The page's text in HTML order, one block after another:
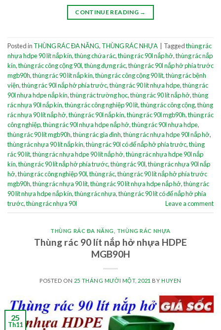
CONTINUE READING →
Posted in THÙNG RÁC ĐA NĂNG, THÙNG RÁC NHỰA Taggedthùng rác
nhựa hdpe 90 lít nắp kín,thùng chứa rác,thùng rác 90l nắp hở,thùng rác nắp
kín,thùng rác công cộng 90l,thùng đựng rác,thùng rác 90l nắp hở phía trước
mgb90h,thùng rác 90 lít nắp kín,thùng rác công cộng 90 lít,thùng rác bệnh
viện,thùng rác 90l nắp hở phía trước,thùng rác 90 lít nhựa hdpe,thùng rác
90l nhựa hdpe nắp kín,thùng rác trường học,thùng rác 90 lít nắp hở,thùng
rác nhựa 90l nắp kín,thùng rác công nghiệp 90 lít,thùng rác công cộng,thùng
rác nhựa 90 lít nắp hở,thùng rác 90l nắp kín,thùng rác 90l mgb90h,thùng rác
công nghiệp,thùng rác 90l nhựa hdpe nắp hở,thùng rác 90l nhựa hdpe,
thùng rác 90 lít mgb90h,thùng rác gia đình,thùng rác nhựa hdpe 90l nắp hở,
thùng rác nhựa 90 lít nắp kín,thùng rác 90l có đế nắp hở phía trước,thùng
rác 90 lít,thùng rác nhựa hdpe 90 lít nắp hở,thùng rác nhựa hdpe 90l nắp
kín,thùng rác 90 lít nắp hở phía trước,thùng rác 90l,thùng rác nhựa 90l nắp
hở,thùng rác công nghiệp 90l,thùng rác,thùng rác 90 lít nắp hở phía trước
mgb90h,thùng rác nhựa 90 lít,thùng rác 90 lít nhựa hdpe nắp hở,thùng rác
90 lít nhựa hdpe nắp kín,thùng rác nhựa,thùng rác 90 lít có đế nắp hở phía
trước,thùng rác nhựa 90l Leave a comment
THÙNG RÁC ĐA NĂNG THÙNG RÁC NHỰA
Thùng rác 90 lít nắp hở nhựa HDPE
MGB90H
POSTED ON 25 THÁNG MƯỜI MỘT, 2021 BY HUYEN
25
Th11